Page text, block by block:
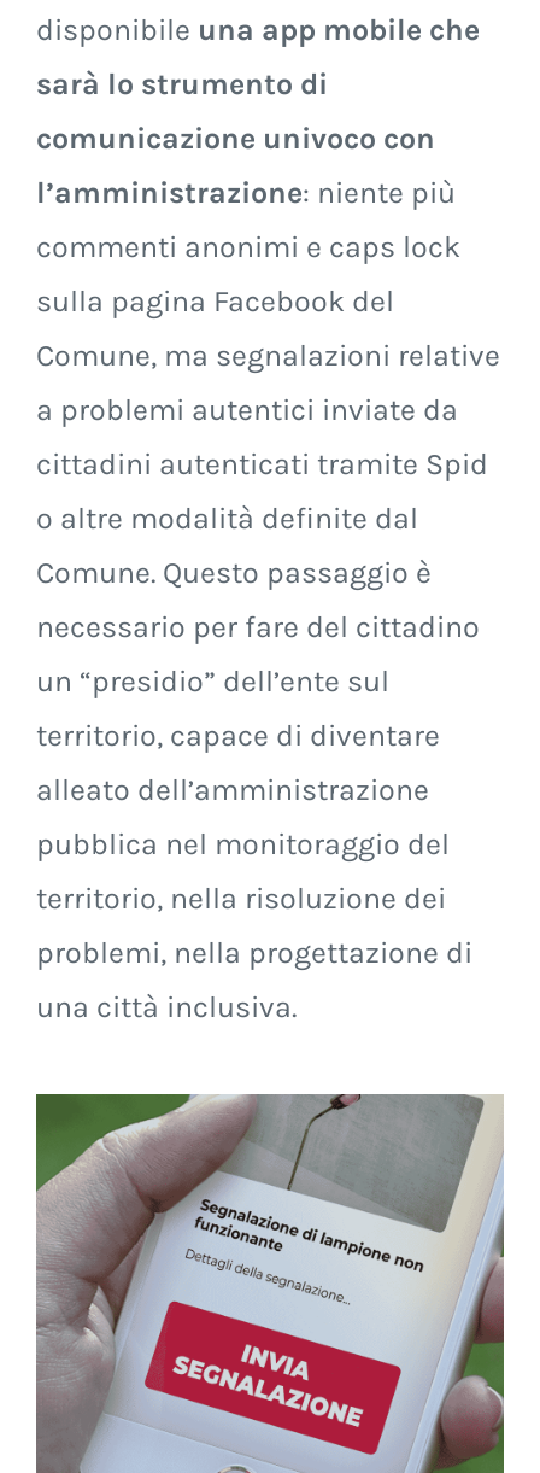
attiva. Per il cittadino, infatti, sarà
disponibileuna app mobile che
sarà lo strumento di
comunicazione univoco con
l’amministrazione : niente più
commenti anonimi e caps lock
sulla pagina Facebook del
Comune, ma segnalazioni relative
a problemi autentici inviate da
cittadini autenticati tramite Spid
o altre modalità definite dal
Comune. Questo passaggio è
necessario per fare del cittadino
un “presidio” dell’ente sul
territorio, capace di diventare
alleato dell’amministrazione
pubblica nel monitoraggio del
territorio, nella risoluzione dei
problemi, nella progettazione di